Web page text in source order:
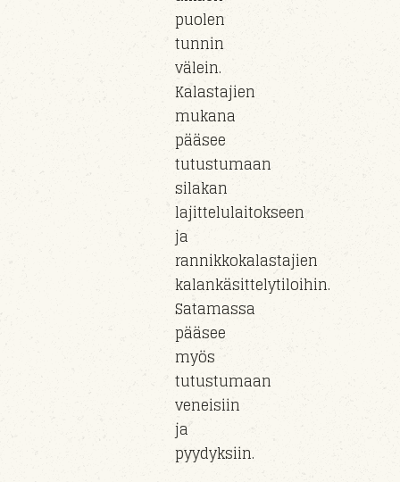
puolen
tunnin
välein.
Kalastajien
mukana
pääsee
tutustumaan
silakan
lajittelulaitokseen
ja
rannikkokalastajien
kalankäsittelytiloihin.
Satamassa
pääsee
myös
tutustumaan
veneisiin
ja
pyydyksiin.